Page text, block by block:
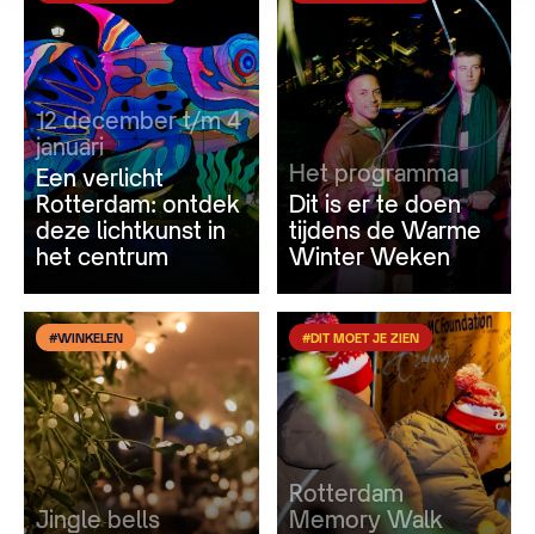
12 december t/m 4
januari
Een verlicht
Rotterdam: ontdek
deze lichtkunst in
het centrum
Het programma
Dit is er te doen
tijdens de Warme
Winter Weken
#WINKELEN
Jingle bells
#DIT MOET JE ZIEN
Rotterdam
Memory Walk